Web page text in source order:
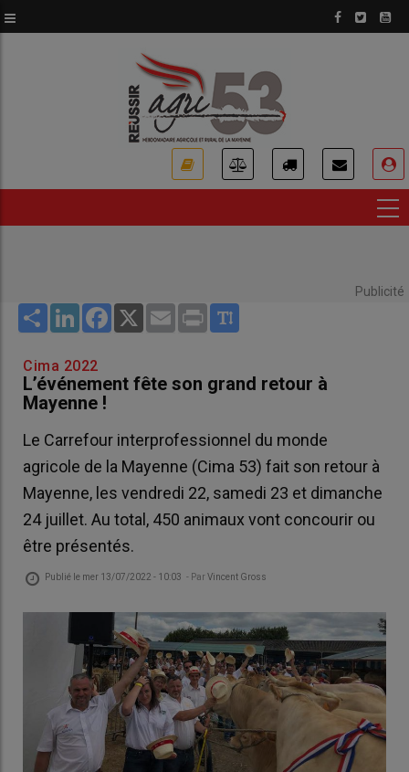
au
Publicité
Share LinkedInFacebook
X Email Print
Cima 2022
L’événement fête son grand retour à
Mayenne !
Le Carrefour interprofessionnel du monde
agricole de la Mayenne (Cima 53) fait son retour à
Mayenne, les vendredi 22, samedi 23 et dimanche
24 juillet. Au total, 450 animaux vont concourir ou
être présentés.
Publié le mer 13/07/2022 - 10:03 - ParVincent Gross